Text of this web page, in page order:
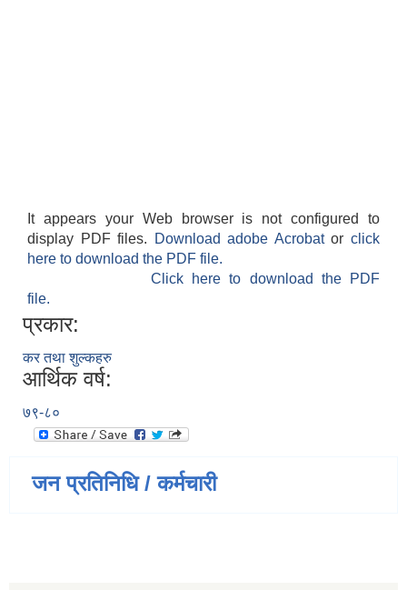
It appears your Web browser is not configured to
display PDF files.
Download adobe Acrobatorclick
here to download the PDF file.
Click here to download the PDF
file.
प्रकार:
कर तथा शुल्कहरु
आर्थिक वर्ष:
७९-८०
जन प्रतिनिधि / कर्मचारी